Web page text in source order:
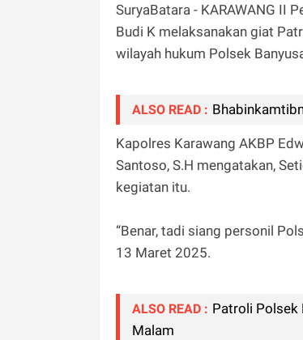
SuryaBatara - KARAWANG II
Budi K melaksanakan giat
wilayah hukum Polsek
ALSO READ :
Kapolres Karawang AKBP
Santoso, S.H mengatakan,
kegiatan itu.
“Benar, tadi siang personil
13 Maret 2025.
ALSO READ : Patroli Polsek
Malam